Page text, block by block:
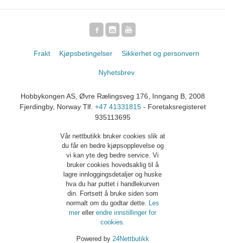
Frakt Kjøpsbetingelser Sikkerhet og personvern
Nyhetsbrev
Hobbykongen AS, Øvre Rælingsveg 176, Inngang B, 2008
Fjerdingby, Norway Tlf. +47 41331815- Foretaksregisteret
935113695
Vår nettbutikk bruker cookies slik at
du får en bedre kjøpsopplevelse og
vi kan yte deg bedre service. Vi
bruker cookies hovedsaklig til å
lagre innloggingsdetaljer og huske
hva du har puttet i handlekurven
din. Fortsett å bruke siden som
normalt om du godtar dette. Les
mer eller endre innstillinger for
cookies.
Powered by 24Nettbutikk